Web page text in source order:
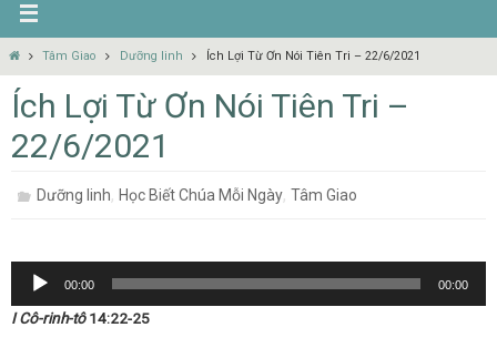
HomeTâm Giao Dưỡng linh Ích Lợi Từ Ơn Nói Tiên Tri – 22/6/2021
Ích Lợi Từ Ơn Nói Tiên Tri –
22/6/2021
Dưỡng linh,Học Biết Chúa Mỗi Ngày,Tâm Giao
Audio
00:00 00:00
I Cô-rinh-tô14:22-25